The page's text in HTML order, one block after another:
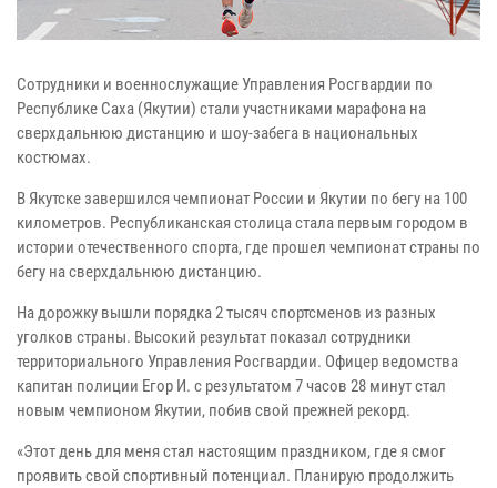
Сотрудники и военнослужащие Управления Росгвардии по
Республике Саха (Якутии) стали участниками марафона на
сверхдальнюю дистанцию и шоу-забега в национальных
костюмах.
В Якутске завершился чемпионат России и Якутии по бегу на 100
километров. Республиканская столица стала первым городом в
истории отечественного спорта, где прошел чемпионат страны по
бегу на сверхдальнюю дистанцию.
На дорожку вышли порядка 2 тысяч спортсменов из разных
уголков страны. Высокий результат показал сотрудники
территориального Управления Росгвардии. Офицер ведомства
капитан полиции Егор И. с результатом 7 часов 28 минут стал
новым чемпионом Якутии, побив свой прежней рекорд.
«Этот день для меня стал настоящим праздником, где я смог
проявить свой спортивный потенциал. Планирую продолжить